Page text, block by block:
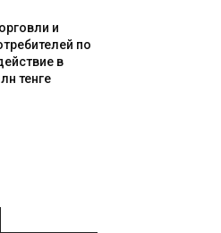
и
по
в
тенге